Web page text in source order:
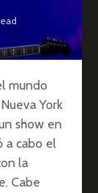
mundo
York
show en
a cabo el
la
Cabe